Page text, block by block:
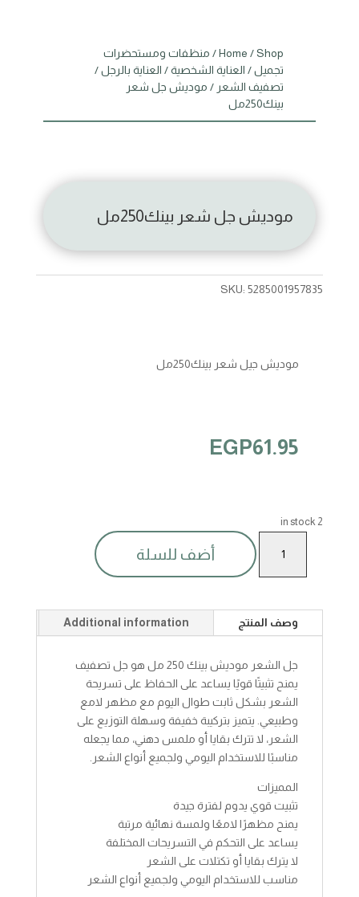
Home /Shop
/ منظفات ومستحضرات
تجميل/ العناية الشخصية/ العناية بالرجل/
تصفيف الشعر / موديش جل شعر
بينك250مل
موديش جل شعر بينك250مل
SKU:5285001957835
موديش جيل شعر بينك250مل
EGP61.95
2 in stock
أضف للسلة
وصف المنتج Additional information
جل الشعر موديش بينك 250 مل هو جل تصفيف
يمنح تثبيتًا قويًا يساعد على الحفاظ على تسريحة
الشعر بشكل ثابت طوال اليوم مع مظهر لامع
وطبيعي. يتميز بتركيبة خفيفة وسهلة التوزيع على
الشعر، لا تترك بقايا أو ملمس دهني، مما يجعله
مناسبًا للاستخدام اليومي ولجميع أنواع الشعر.
المميزات
تثبيت قوي يدوم لفترة جيدة
يمنح مظهرًا لامعًا ولمسة نهائية مرتبة
يساعد على التحكم في التسريحات المختلفة
لا يترك بقايا أو تكتلات على الشعر
مناسب للاستخدام اليومي ولجميع أنواع الشعر